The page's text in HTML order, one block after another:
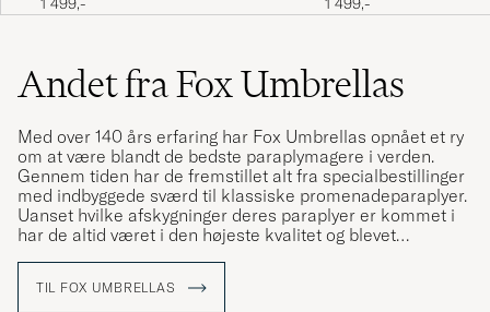
Andet fra Fox Umbrellas
Med over 140 års erfaring har Fox Umbrellas opnået et ry
om at være blandt de bedste paraplymagere i verden.
Gennem tiden har de fremstillet alt fra specialbestillinger
med indbyggede sværd til klassiske promenadeparaplyer.
Uanset hvilke afskygninger deres paraplyer er kommet i
har de altid været i den højeste kvalitet og blevet
TIL FOX UMBRELLAS